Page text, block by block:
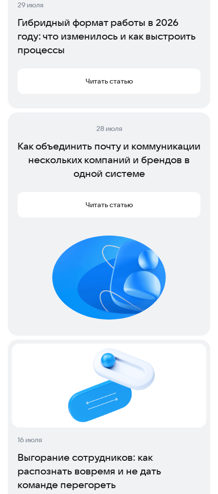
29 июля
Гибридный формат работы в 2026
году: что изменилось и как выстроить
процессы
Читать статью
28 июля
Как объединить почту и коммуникации
нескольких компаний и брендов в
одной системе
Читать статью
16 июля
Выгорание сотрудников: как
распознать вовремя и не дать
команде перегореть